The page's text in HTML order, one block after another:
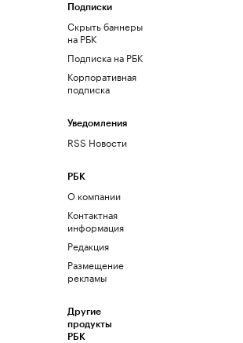
Подписки
Скрыть баннеры
на РБК
Подписка на РБК
Корпоративная
подписка
Уведомления
RSS Новости
РБК
О компании
Контактная
информация
Редакция
Размещение
рекламы
Другие
продукты
РБК